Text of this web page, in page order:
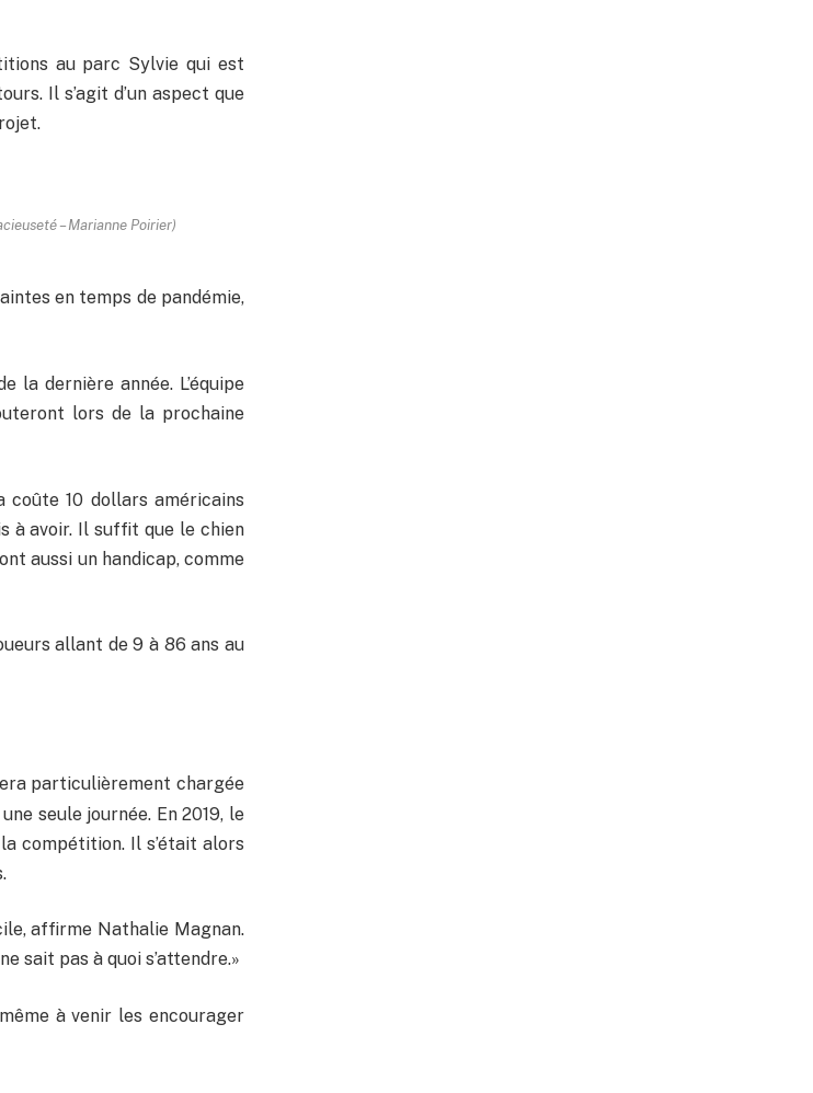
au parc Sylvie qui est
Il s’agit d’un aspect que
– Marianne Poirier)
en temps de pandémie,
la dernière année. L’équipe
lors de la prochaine
coûte 10 dollars américains
à avoir. Il suffit que le chien
aussi un handicap, comme
allant de 9 à 86 ans au
particulièrement chargée
seule journée. En 2019, le
compétition. Il s’était alors
affirme Nathalie Magnan.
sait pas à quoi s’attendre.»
à venir les encourager